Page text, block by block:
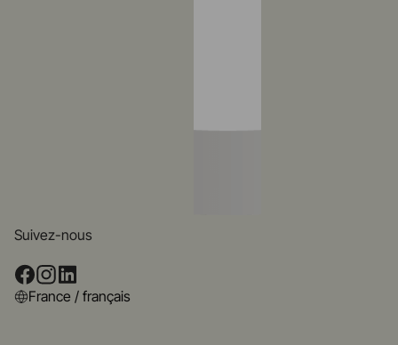
Suivez-nous
France / français